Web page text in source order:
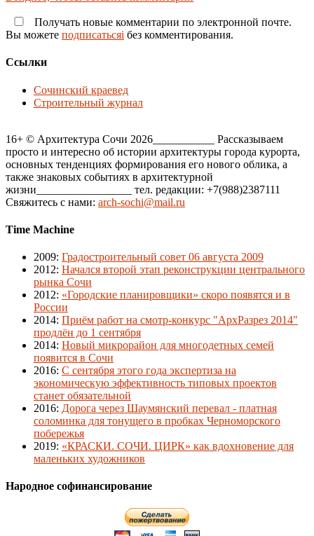
Получать новые комментарии по электронной почте.
Вы можете подписатьсяi без комментирования.
Ссылки
Сочинский краевед
Строительный журнал
16+ © Архитектура Сочи 2026___________ Рассказываем
просто и интересно об истории архитектуры города курорта,
основных тенденциях формирования его нового облика, а
также знаковых событиях в архитектурной
жизни_________________ тел. редакции: +7(988)2387111
Свяжитесь с нами: arch-sochi@mail.ru
Time Machine
2009: Градостроительный совет 06 августа 2009
2012: Начался второй этап реконструкции центрального
рынка Сочи
2012: «Городские планировщики» скоро появятся и в
России
2014: Приём работ на смотр-конкурс "АрхРазрез 2014"
продлён до 1 сентября
2014: Новый микрорайон для многодетных семей
появится в Сочи
2016: С сентября этого года экспертиза на
экономическую эффективность типовых проектов
станет обязательной
2016: Дорога через Шаумянский перевал - платная
соломинка для тонущего в пробках Черноморского
побережья
2019: «КРАСКИ. СОЧИ. ЦИРК» как вдохновение для
маленьких художников
Народное софинансирование